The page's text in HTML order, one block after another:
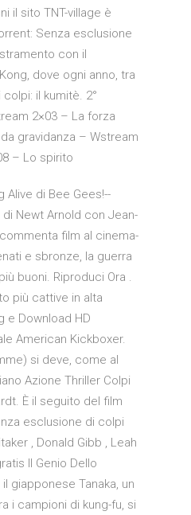
il sito TNT-village è
Senza esclusione
con il
dove ogni anno, tra
il kumitè. 2°
2×03 – La forza
gravidanza – Wstream
– Lo spirito
di Bee Gees!--
di Newt Arnold con Jean-
film al cinema-
e sbronze, la guerra
buoni. Riproduci Ora .
più cattive in alta
e Download HD
American Kickboxer.
si deve, come al
Azione Thriller Colpi
È il seguito del film
esclusione di colpi
, Donald Gibb , Leah
Il Genio Dello
giapponese Tanaka, un
i campioni di kung-fu, si